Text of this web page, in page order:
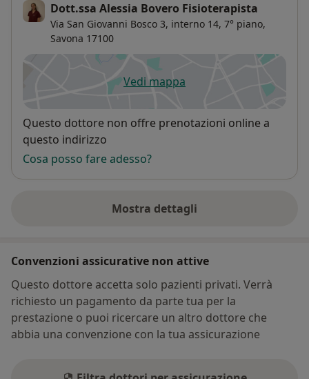
Dott.ssa Alessia Bovero Fisioterapista
Via San Giovanni Bosco 3, interno 14, 7° piano,
Savona 17100
Vedi mappasi apre in una nuova scheda
Disponibilità
Questo dottore non offre prenotazioni online a
questo indirizzo
Cosa posso fare adesso?
Mostra dettagli
sull'indirizzo
Convenzioni assicurative non attive
Questo dottore accetta solo pazienti privati. Verrà
richiesto un pagamento da parte tua per la
prestazione o puoi ricercare un altro dottore che
abbia una convenzione con la tua assicurazione